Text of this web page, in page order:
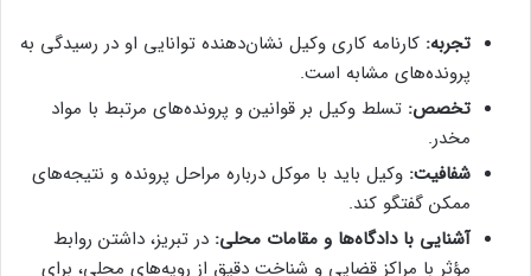
تجربه: کارنامه کاری وکیل نشان‌دهنده توانایی او در رسیدگی به
پرونده‌های مشابه است.
تخصص: تسلط وکیل بر قوانین و پرونده‌های مرتبط با مواد
مخدر.
شفافیت: وکیل باید با موکل درباره مراحل پرونده و نتیجه‌های
ممکن گفتگو کند.
آشنایی با دادگاه‌ها و مقامات محلی: در تبریز، داشتن روابط
مؤثر با مراکز قضایی و شناخت دقیق از رویه‌های محلی، برای